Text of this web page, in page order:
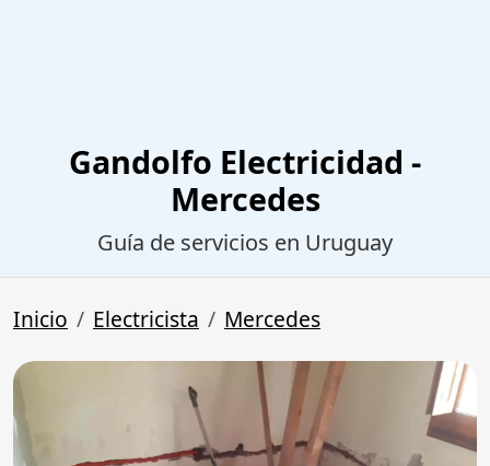
Gandolfo Electricidad -
Mercedes
Guía de servicios en Uruguay
Inicio Electricista Mercedes